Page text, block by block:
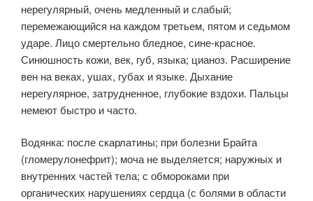
нерегулярный, очень медленный и слабый;
перемежающийся на каждом третьем, пятом и седьмом
ударе. Лицо смертельно бледное, сине-красное.
Синюшность кожи, век, губ, языка; цианоз. Расширение
вен на веках, ушах, губах и языке. Дыхание
нерегулярное, затрудненное, глубокие вздохи. Пальцы
немеют быстро и часто.
Водянка: после скарлатины; при болезни Брайта
(гломерулонефрит); моча не выделяется; наружных и
внутренних частей тела; с обмороками при
органических нарушениях сердца (с болями в области